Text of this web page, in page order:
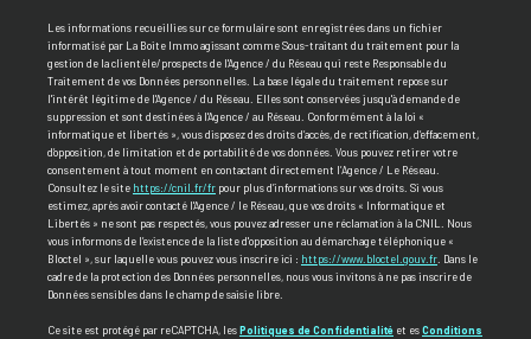
Les informations recueillies sur ce formulaire sont enregistrées dans un fichier
informatisé par La Boite Immo agissant comme Sous-traitant du traitement pour la
gestion de la clientèle/prospects de l'Agence / du Réseau qui reste Responsable du
Traitement de vos Données personnelles. La base légale du traitement repose sur
l'intérêt légitime de l'Agence / du Réseau. Elles sont conservées jusqu'à demande de
suppression et sont destinées à l'Agence / au Réseau. Conformément à la loi «
informatique et libertés », vous disposez des droits d’accès, de rectification, d’effacement,
d’opposition, de limitation et de portabilité de vos données. Vous pouvez retirer votre
consentement à tout moment en contactant directement l’Agence / Le Réseau.
Consultez le site https://cnil.fr/fr pour plus d’informations sur vos droits. Si vous
estimez, après avoir contacté l'Agence / le Réseau, que vos droits « Informatique et
Libertés » ne sont pas respectés, vous pouvez adresser une réclamation à la CNIL. Nous
vous informons de l’existence de la liste d'opposition au démarchage téléphonique «
Bloctel », sur laquelle vous pouvez vous inscrire ici : https://www.bloctel.gouv.fr . Dans le
cadre de la protection des Données personnelles, nous vous invitons à ne pas inscrire de
Données sensibles dans le champ de saisie libre.
Ce site est protégé par reCAPTCHA, lesPolitiques de Confidentialité et esConditions